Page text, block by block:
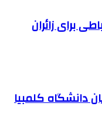
برای زائران
دانشگاه کلمبیا